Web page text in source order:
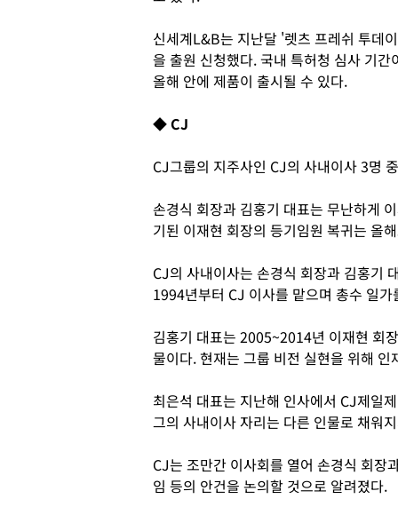
신세계L&B는 지난달 '렛츠 프레쉬 투데
을 출원 신청했다. 국내 특허청 심사 기
올해 안에 제품이 출시될 수 있다.
◆ CJ
CJ그룹의 지주사인 CJ의 사내이사 3명
손경식 회장과 김홍기 대표는 무난하게
기된 이재현 회장의 등기임원 복귀는 올
CJ의 사내이사는 손경식 회장과 김홍기
1994년부터 CJ 이사를 맡으며 총수 일
김홍기 대표는 2005~2014년 이재현 회
물이다. 현재는 그룹 비전 실현을 위해
최은석 대표는 지난해 인사에서 CJ제일
그의 사내이사 자리는 다른 인물로 채워
CJ는 조만간 이사회를 열어 손경식 회장
임 등의 안건을 논의할 것으로 알려졌다.